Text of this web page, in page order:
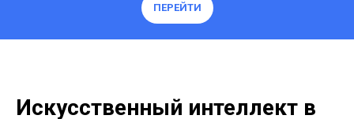
ПЕРЕЙТИ
Искусственный интеллект в